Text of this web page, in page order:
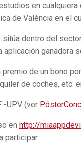
en
de València en el
dentro del
ganadora
de un bono
de coches, etc.
-UPV (ver
en http://
participar.